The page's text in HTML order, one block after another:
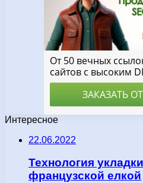
Интересное
22.06.2022
Технология
французской елкой